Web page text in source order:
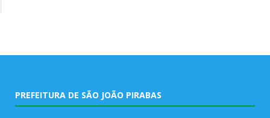
PREFEITURA DE SÃO JOÃO PIRABAS